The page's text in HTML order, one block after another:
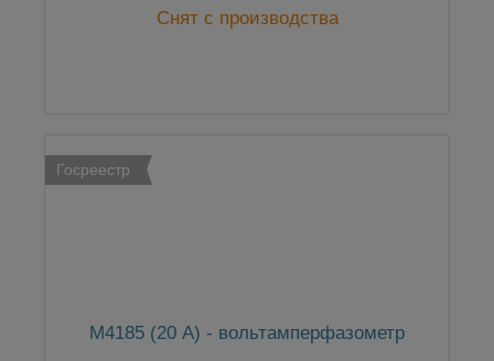
Снят с производства
Госреестр
М4185 (20 А) - вольтамперфазометр